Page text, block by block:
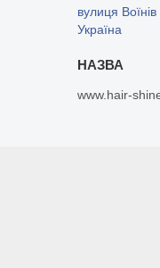
вулиця
Україна
www.hair-